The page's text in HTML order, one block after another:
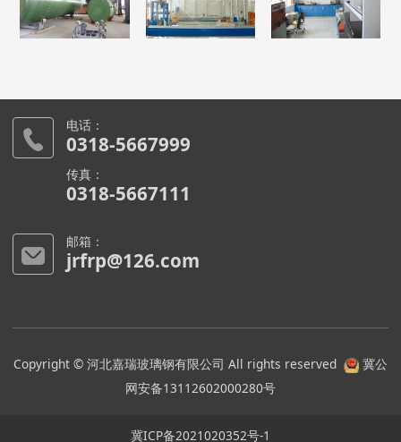
电话：
0318-5667999
传真：
0318-5667111
邮箱：
jrfrp@126.com
Copyright © 河北嘉瑞玻璃钢有限公司 All rights reserved
冀公
网安备13112602000280号
冀ICP备2021020352号-1